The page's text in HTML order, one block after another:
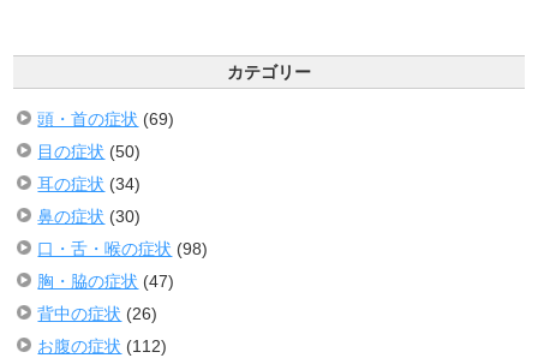
カテゴリー
頭・首の症状 (69)
目の症状 (50)
耳の症状 (34)
鼻の症状 (30)
口・舌・喉の症状 (98)
胸・脇の症状 (47)
背中の症状 (26)
お腹の症状 (112)